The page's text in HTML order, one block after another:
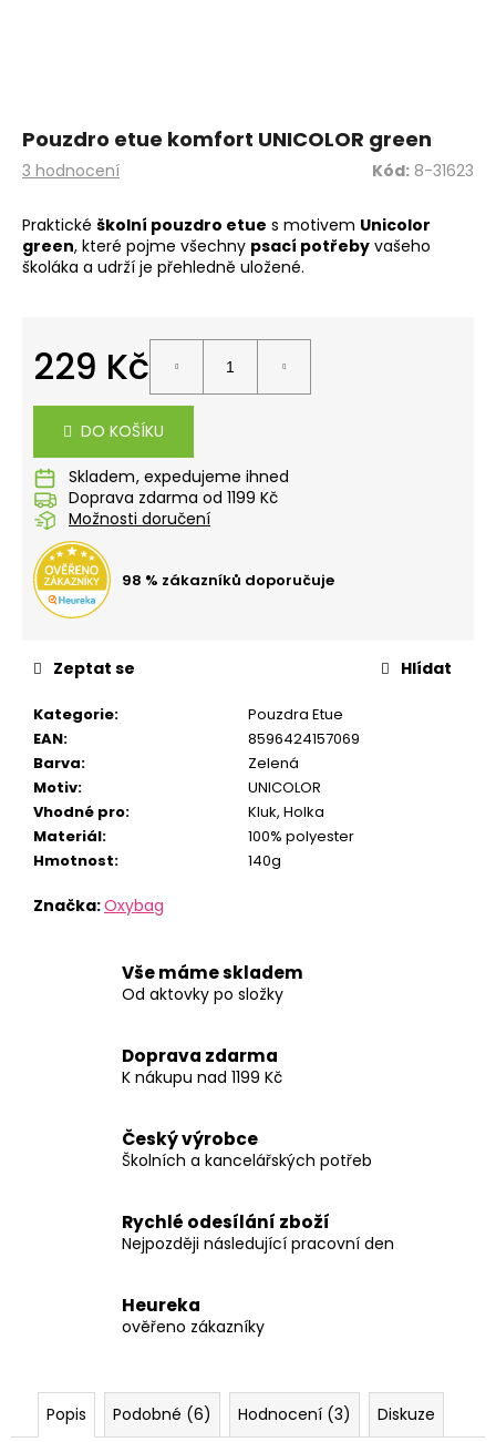
Průměrné
je
5,0
z
3 hodnocení
Pouzdro etue komfort UNICOLOR green
Kód: 8-31623
Praktické školní pouzdro etue s motivem Unicolor
green, které pojme všechny psací potřeby vašeho
školáka a udrží je přehledně uložené.
229 Kč
DO KOŠÍKU
Skladem
Doprava zdarma od 1199 Kč
Možnosti doručení
98 % zákazníků doporučuje
Kategorie:
Pouzdra Etue
EAN:
8596424157069
Barva:
Zelená
Motiv:
UNICOLOR
Vhodné pro: Kluk, Holka
Materiál:
100% polyester
Hmotnost: 140g
Značka:Oxybag
Zeptat se Hlídat
Vše máme skladem
Od aktovky po složky
Doprava zdarma
K nákupu nad 1199 Kč
Český výrobce
Školních a kancelářských potřeb
Rychlé odesílání zboží
Nejpozději následující pracovní den
Heureka
ověřeno zákazníky
Popis Podobné (6) Hodnocení (3) Diskuze
?
HLEDAT
D
o
p
u
č
u
e
m
A5
544
KŘEČEK
24
Kč